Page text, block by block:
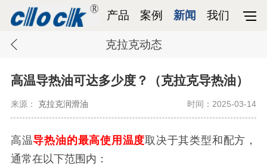
产品 案例 新闻 我们
克拉克动态
高温导热油可达多少度？（克拉克导热油）
来源： 克拉克润滑油 时间：2025-03-14
高温导热油的最高使用温度取决于其类型和配方，
通常在以下范围内：